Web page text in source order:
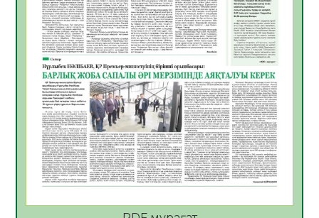
06.08.2026
50
Open Air: Қызылорда облысы полиция
департаменті 20 мыңнан астам
көрерменнің қауіпсіздігін қамтамасыз етті
06.08.2026
63
ҚЫЗЫЛОРДАДА «САНАЛЫ ҰРПАҚ –
ЖАРҚЫН БОЛАШАҚ» АТТЫ КЕҢЕЙТІЛГЕН
МӘЖІЛІС ӨТТІ
05.08.2026
64
Қазақстан Орталық Азиядағы көшуге ең